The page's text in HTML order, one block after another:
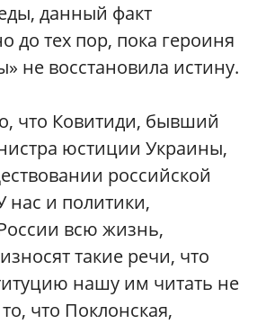
данный факт
до тех пор, пока героиня
не восстановила истину.
что Ковитиди, бывший
юстиции Украины,
российской
нас и политики,
всю жизнь,
такие речи, что
нашу им читать не
что Поклонская,